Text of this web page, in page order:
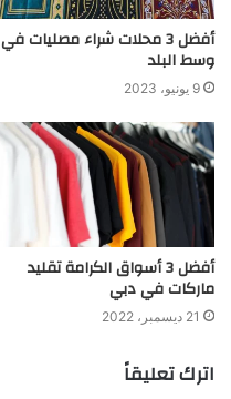
أفضل 3 محلات شراء مصليات في
وسط البلد
9 يونيو، 2023
أفضل 3 أسواق الكرامة تقليد
ماركات في دبي
21 ديسمبر، 2022
اترك تعليقاً